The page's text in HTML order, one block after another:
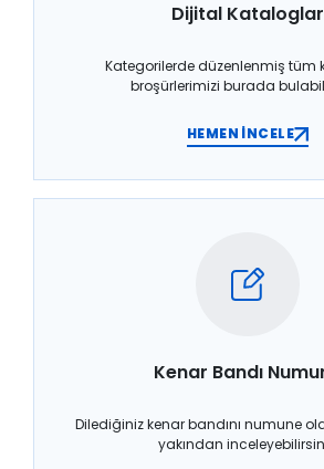
Dijital Kataloglar
Kategorilerde düzenlenmiş tüm
broşürlerimizi burada
HEMEN İNCELE
Kenar Bandı
Dilediğiniz kenar bandını numune
yakından